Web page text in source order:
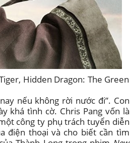
Hidden Dragon: The Green
nếu không rời nước đi”. Con
khá tình cờ. Chris Pang vốn là
công ty phụ trách tuyển diễn
điện thoại và cho biết cần tìm